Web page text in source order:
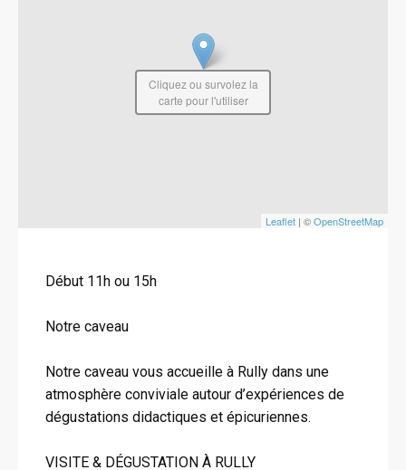
Leaflet | ©OpenStreetMap
Cliquez ou survolez la
carte pour l'utiliser
Début 11h ou 15h
Notre caveau
Notre caveau vous accueille à Rully dans une
atmosphère conviviale autour d’expériences de
dégustations didactiques et épicuriennes.
VISITE & DÉGUSTATION À RULLY